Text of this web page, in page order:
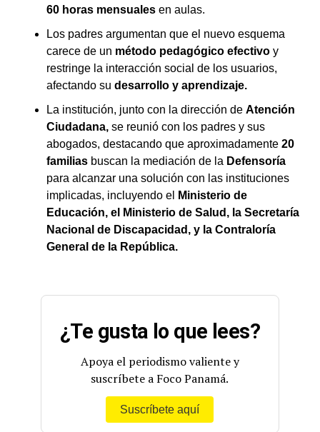
60 horas mensuales en aulas.
Los padres argumentan que el nuevo esquema
carece de un método pedagógico efectivo y
restringe la interacción social de los usuarios,
afectando su desarrollo y aprendizaje.
La institución, junto con la dirección de Atención
Ciudadana, se reunió con los padres y sus
abogados, destacando que aproximadamente 20
familias buscan la mediación de la Defensoría
para alcanzar una solución con las instituciones
implicadas, incluyendo el
Ministerio de
Educación, el Ministerio de Salud, la Secretaría
Nacional de Discapacidad, y la Contraloría
General de la República.
¿Te gusta lo que lees?
Apoya el periodismo valiente y
suscríbete a Foco Panamá.
Suscríbete aquí